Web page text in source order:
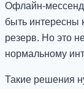
Офлайн-
быть интересны
резерв. Но это
нормальному
Такие решения